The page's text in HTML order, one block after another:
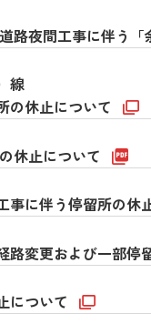
路夜間工事に伴う
線
の休止について
休止について
に伴う停留所の休
変更および一部停
について